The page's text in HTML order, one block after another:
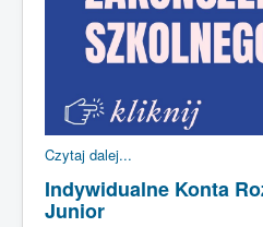
Czytaj dalej...
Indywidualne Konta
Junior